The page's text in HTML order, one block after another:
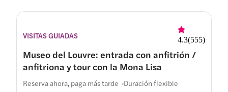
VISITAS GUIADAS 4.3(555)
Museo del Louvre: entrada con anfitrión /
anfitriona y tour con la Mona Lisa
Reserva ahora, paga más tarde Duración flexible